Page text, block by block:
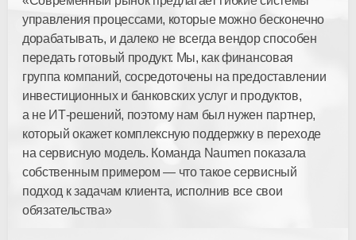
управления процессами, которые можно бесконечно
дорабатывать, и далеко не всегда вендор способен
передать готовый продукт. Мы, как финансовая
группа компаний, сосредоточены на предоставлении
инвестиционных и банковских услуг и продуктов,
а не ИТ-решений, поэтому нам был нужен партнер,
который окажет комплексную поддержку в переходе
на сервисную модель. Команда Naumen показала
собственным примером — что такое сервисный
подход к задачам клиента, исполнив все свои
обязательства»